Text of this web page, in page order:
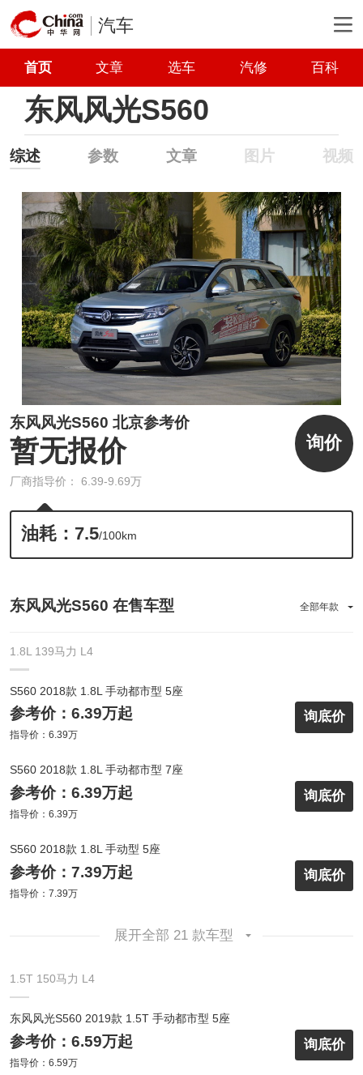
汽车
首页 文章 选车 汽修 百科
东风风光S560
综述 参数 文章 图片 视频
东风风光S560 北京参考价
暂无报价
厂商指导价： 6.39-9.69万
油耗：7.5/100km
询价
东风风光S560 在售车型 全部年款
1.8L 139马力 L4
S560 2018款 1.8L 手动都市型 5座
参考价：6.39万起
指导价：6.39万
询底价
S560 2018款 1.8L 手动都市型 7座
参考价：6.39万起
指导价：6.39万
询底价
S560 2018款 1.8L 手动型 5座
参考价：7.39万起
指导价：7.39万
询底价
展开全部 21 款车型
1.5T 150马力 L4
东风风光S560 2019款 1.5T 手动都市型 5座
参考价：6.59万起
指导价：6.59万
询底价